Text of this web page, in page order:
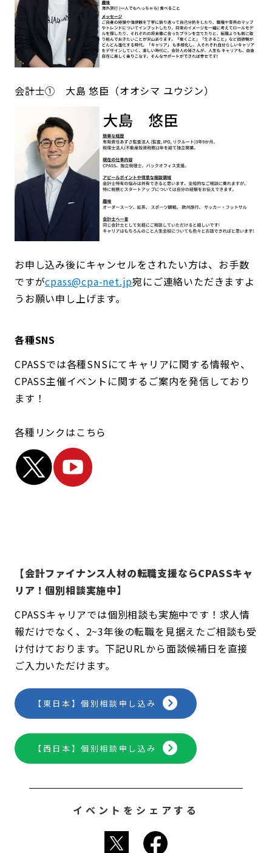
会計士① 大島 悠臣（オオシマ ユウジン）
お申し込み後にキャンセルをされたい方は、お手数
ですがcpass@cpa-net.jp宛にご連絡いただきますよ
うお願い申し上げます。
各種SNS
CPASSでは各種SNSにてキャリアに関する情報や、
CPASS主催イベントに関するご案内を発信しており
ます！
各種リンクはこちら
【会計ファイナンス人材の転職支援ならCPASSキャ
リア！個別相談実施中】
CPASSキャリアでは個別相談も実施中です！求人情
報だけでなく、2~3年後の転職を見据えたご相談も受
け付けております。下記URLから面談候補日を直接
ご入力いただけます。
【東日本】個別相談申し込み
【西日本】個別相談申し込み
イベントをシェアする